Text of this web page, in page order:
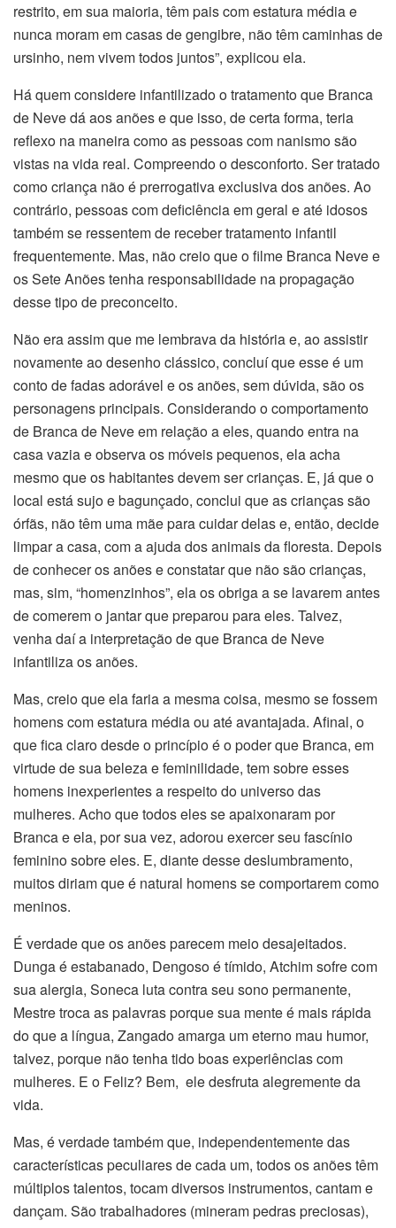
restrito, em sua maioria, têm pais com estatura média e
nunca moram em casas de gengibre, não têm caminhas de
ursinho, nem vivem todos juntos”, explicou ela.
Há quem considere infantilizado o tratamento que Branca
de Neve dá aos anões e que isso, de certa forma, teria
reflexo na maneira como as pessoas com nanismo são
vistas na vida real. Compreendo o desconforto. Ser tratado
como criança não é prerrogativa exclusiva dos anões. Ao
contrário, pessoas com deficiência em geral e até idosos
também se ressentem de receber tratamento infantil
frequentemente. Mas, não creio que o filme Branca Neve e
os Sete Anões tenha responsabilidade na propagação
desse tipo de preconceito.
Não era assim que me lembrava da história e, ao assistir
novamente ao desenho clássico, concluí que esse é um
conto de fadas adorável e os anões, sem dúvida, são os
personagens principais. Considerando o comportamento
de Branca de Neve em relação a eles, quando entra na
casa vazia e observa os móveis pequenos, ela acha
mesmo que os habitantes devem ser crianças. E, já que o
local está sujo e bagunçado, conclui que as crianças são
órfãs, não têm uma mãe para cuidar delas e, então, decide
limpar a casa, com a ajuda dos animais da floresta. Depois
de conhecer os anões e constatar que não são crianças,
mas, sim, “homenzinhos”, ela os obriga a se lavarem antes
de comerem o jantar que preparou para eles. Talvez,
venha daí a interpretação de que Branca de Neve
infantiliza os anões.
Mas, creio que ela faria a mesma coisa, mesmo se fossem
homens com estatura média ou até avantajada. Afinal, o
que fica claro desde o princípio é o poder que Branca, em
virtude de sua beleza e feminilidade, tem sobre esses
homens inexperientes a respeito do universo das
mulheres. Acho que todos eles se apaixonaram por
Branca e ela, por sua vez, adorou exercer seu fascínio
feminino sobre eles. E, diante desse deslumbramento,
muitos diriam que é natural homens se comportarem como
meninos.
É verdade que os anões parecem meio desajeitados.
Dunga é estabanado, Dengoso é tímido, Atchim sofre com
sua alergia, Soneca luta contra seu sono permanente,
Mestre troca as palavras porque sua mente é mais rápida
do que a língua, Zangado amarga um eterno mau humor,
talvez, porque não tenha tido boas experiências com
mulheres. E o Feliz? Bem, ele desfruta alegremente da
vida.
Mas, é verdade também que, independentemente das
características peculiares de cada um, todos os anões têm
múltiplos talentos, tocam diversos instrumentos, cantam e
dançam. São trabalhadores (mineram pedras preciosas),